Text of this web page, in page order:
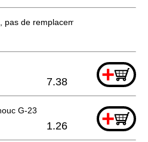
pas de remplacement
+
7.38
G-23 +
1.26